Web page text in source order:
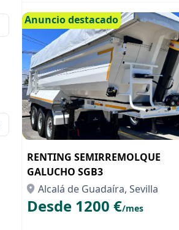
Anuncio destacado
RENTING SEMIRREMOLQUE
GALUCHO SGB3
Alcalá de Guadaíra, Sevilla
Desde 1200 €/mes